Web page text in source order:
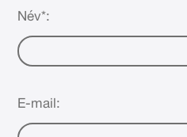
Név*:
E-mail: